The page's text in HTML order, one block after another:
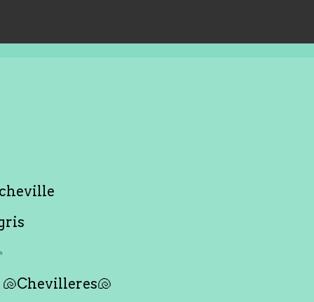
🐚Chevilleres🐚